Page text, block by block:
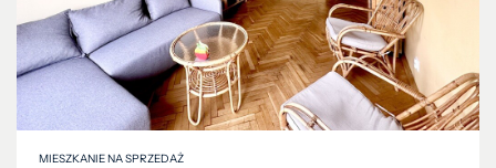
MIESZKANIE NA SPRZEDAŻ